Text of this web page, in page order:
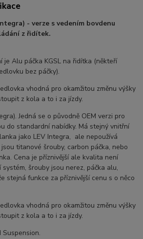
- verze s vedením bovdenu
z řidítek.
je Alu páčka KGSL na řidítka (někteří
bez páčky).
vhodná pro okamžitou změnu výšky
z kola a to i za jízdy.
Jedná se o původně OEM verzi pro
do standardní nabídky. Má stejný vnitřní
jako LEV Integra, ale nepoužívá
titanové šrouby, carbon páčka, nebo
Cena je příznivější ale kvalita není
šrouby jsou nerez, páčka alu,
stejná funkce za příznivější cenu s o něco
vhodná pro okamžitou změnu výšky
z kola a to i za jízdy.
Suspension.